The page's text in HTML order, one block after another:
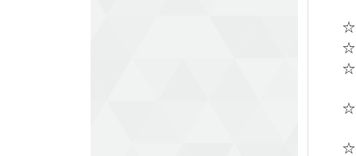
☆
☆
☆
☆
☆